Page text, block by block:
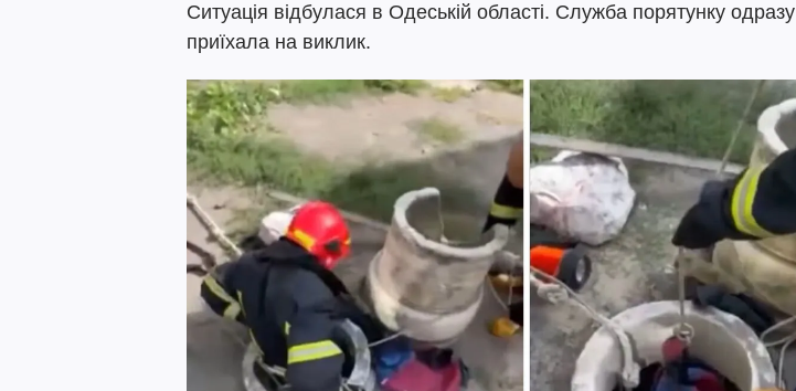
Ситуація відбулася в Одеській області. Служба порятунку одразу
приїхала на виклик.